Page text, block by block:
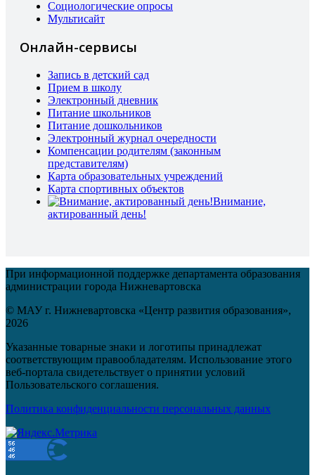
Социологические опросы
Мультисайт
Онлайн-сервисы
Запись в детский сад
Прием в школу
Электронный дневник
Питание школьников
Питание дошкольников
Электронный журнал очередности
Компенсации родителям (законным
представителям)
Карта образовательных учреждений
Карта спортивных объектов
Внимание,
актированный день!
При информационной поддержке департамента образования
администрации города Нижневартовска
© МАУ г. Нижневартовска «Центр развития образования»,
2026
Указанные товарные знаки и логотипы принадлежат
соответствующим правообладателям. Использование этого
веб-портала свидетельствует о принятии условий
Пользовательского соглашения.
Политика конфиденциальности персональных данных